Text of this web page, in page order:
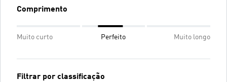
Comprimento
Muito curto Perfeito Muito longo
Filtrar por classificação